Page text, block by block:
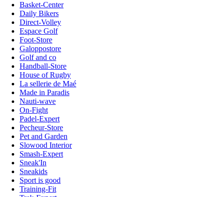
Basket-Center
Daily Bikers
Direct-Volley
Espace Golf
Foot-Store
Galoppostore
Golf and co
Handball-Store
House of Rugby
La sellerie de Maé
Made in Paradis
Nauti-wave
On-Fight
Padel-Expert
Pecheur-Store
Pet and Garden
Slowood Interior
Smash-Expert
Sneak'In
Sneakids
Sport is good
Training-Fit